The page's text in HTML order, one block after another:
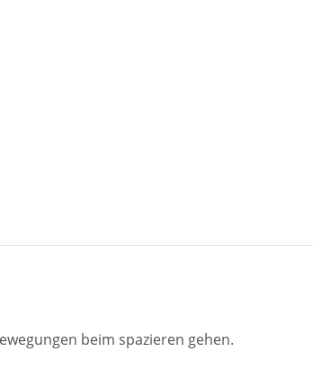
beim spazieren gehen.